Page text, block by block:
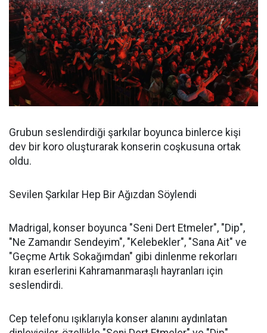
Grubun seslendirdiği şarkılar boyunca binlerce kişi
dev bir koro oluşturarak konserin coşkusuna ortak
oldu.
Sevilen Şarkılar Hep Bir Ağızdan Söylendi
Madrigal, konser boyunca "Seni Dert Etmeler", "Dip",
"Ne Zamandır Sendeyim", "Kelebekler", "Sana Ait" ve
"Geçme Artık Sokağımdan" gibi dinlenme rekorları
kıran eserlerini Kahramanmaraşlı hayranları için
seslendirdi.
Cep telefonu ışıklarıyla konser alanını aydınlatan